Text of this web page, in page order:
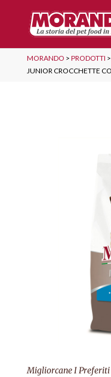
MORANDO > PRODOTTI >
JUNIOR CROCCHETTE
Migliorcane I Preferiti